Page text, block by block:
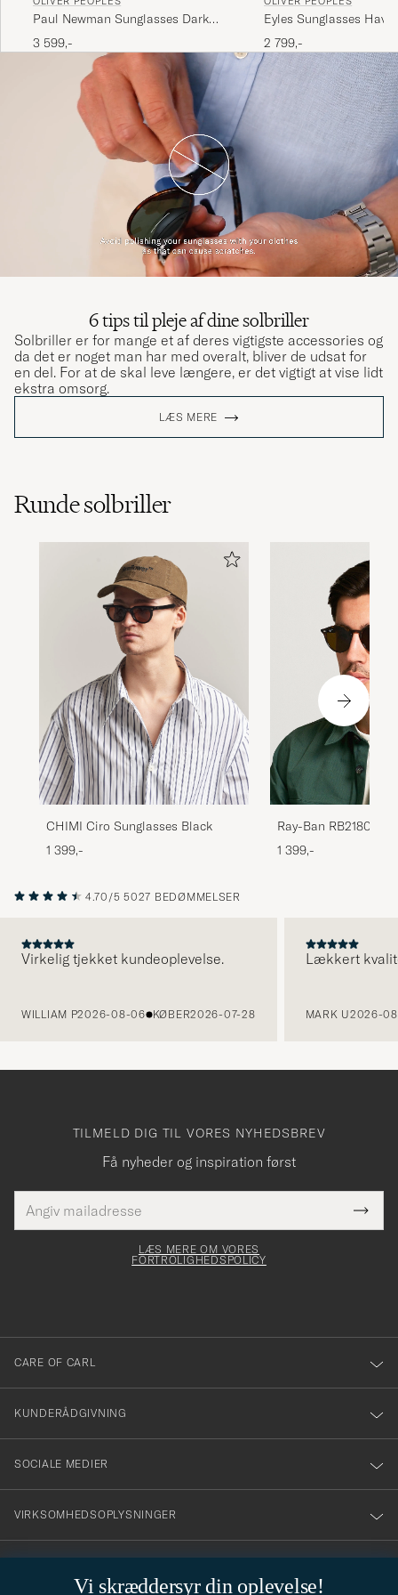
Paul Newman Sunglasses Dark
Amber
3 599,-
Eyles Sunglasses
2 799,-
6 tips til pleje af dine solbriller
Solbriller er for mange et af deres vigtigste accessories og
da det er noget man har med overalt, bliver de udsat for
en del. For at de skal leve længere, er det vigtigt at vise lidt
ekstra omsorg.
LÆS MERE
Runde solbriller
CHIMI Ciro Sunglasses Black
1 399,-
Ray-Ban RB2180
Sunglasses Dark
Brown
1 399,-
4.70/5 5027 BEDØMMELSER
Virkelig tjekket kundeoplevelse.
WILLIAM P2026-08-06 KØBER2026-07-28
Lækkert
MARK U2026-
Vi skræddersyr din oplevelse!
TILMELD DIG TIL VORES NYHEDSBREV
Få nyheder og inspiration først
mailadresse
skal
Tack
för
dig
till
vårt
nyhetsbrev!
LÆS MERE OM VORES
FORTROLIGHEDSPOLICY
CARE OF CARL
KUNDERÅDGIVNING
SOCIALE MEDIER
VIRKSOMHEDSOPLYSNINGER